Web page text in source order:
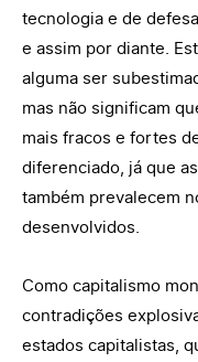
tecnologia e de
e assim por diante.
alguma ser
mas não significam
mais fracos e fortes
diferenciado, já que
também prevalecem
desenvolvidos.
Como capitalismo
contradições
estados capitalistas,